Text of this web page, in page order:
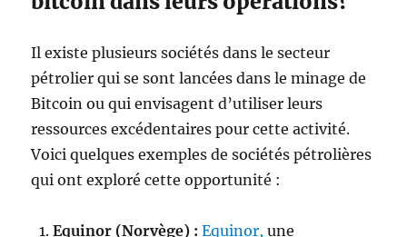
Il existe plusieurs sociétés dans le secteur
pétrolier qui se sont lancées dans le minage de
Bitcoin ou qui envisagent d’utiliser leurs
ressources excédentaires pour cette activité.
Voici quelques exemples de sociétés pétrolières
qui ont exploré cette opportunité :
Equinor (Norvège) : Equinor, une